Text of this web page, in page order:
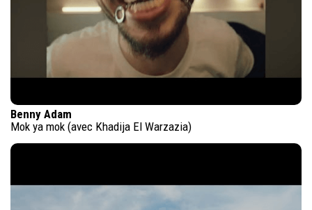
Benny Adam
Mok ya mok (avec Khadija El Warzazia)